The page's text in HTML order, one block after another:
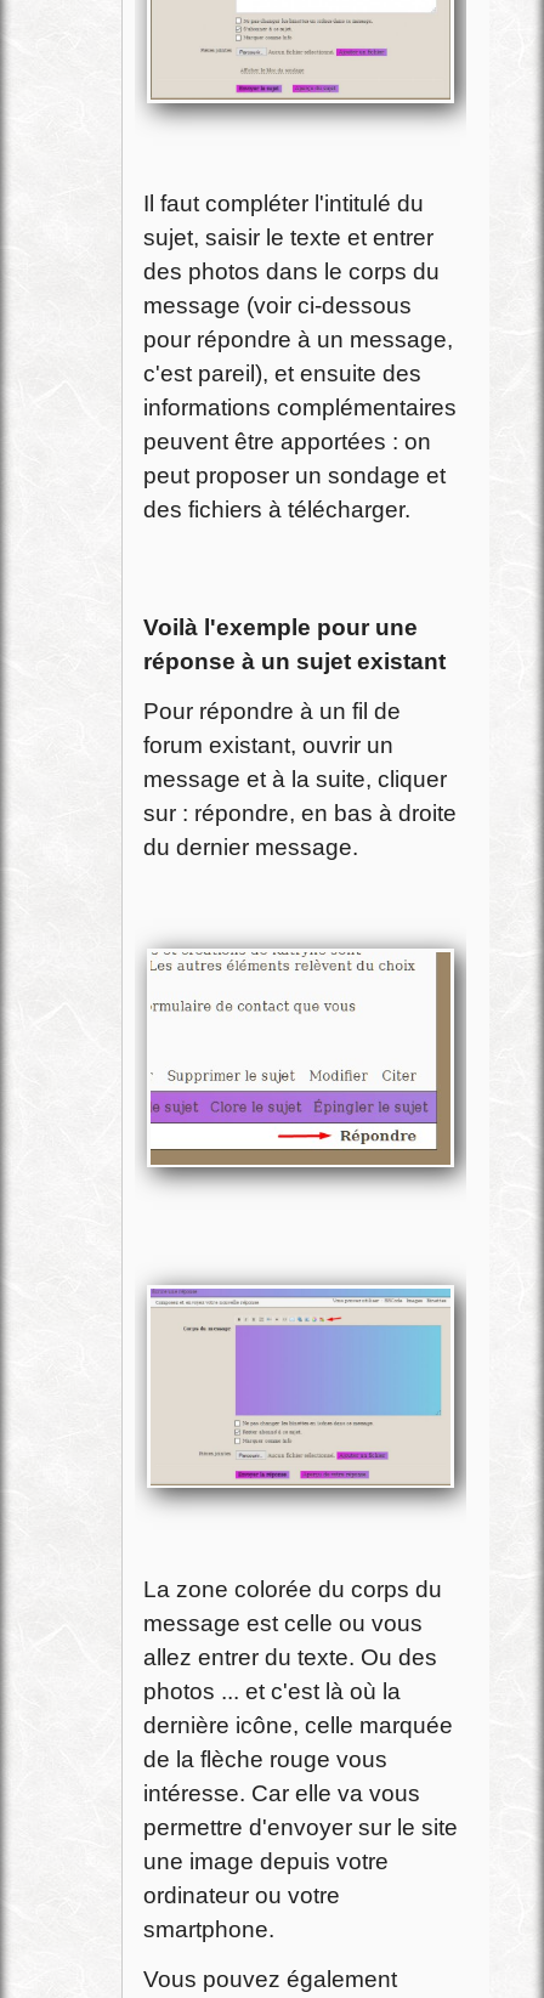
Il faut compléter l'intitulé du
sujet, saisir le texte et entrer
des photos dans le corps du
message (voir ci-dessous
pour répondre à un message,
c'est pareil), et ensuite des
informations complémentaires
peuvent être apportées : on
peut proposer un sondage et
des fichiers à télécharger.
Voilà l'exemple pour une
réponse à un sujet existant
Pour répondre à un fil de
forum existant, ouvrir un
message et à la suite, cliquer
sur : répondre, en bas à droite
du dernier message.
La zone colorée du corps du
message est celle ou vous
allez entrer du texte. Ou des
photos ... et c'est là où la
dernière icône, celle marquée
de la flèche rouge vous
intéresse. Car elle va vous
permettre d'envoyer sur le site
une image depuis votre
ordinateur ou votre
smartphone.
Vous pouvez également